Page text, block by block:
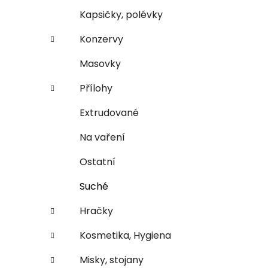
í
p
e
Kapsičky, polévky
Konzervy
Masovky
Přílohy
Extrudované
Na vaření
Ostatní
Suché
Hračky
Kosmetika, Hygiena
Misky, stojany